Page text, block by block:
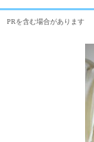
PRを含む場合があります